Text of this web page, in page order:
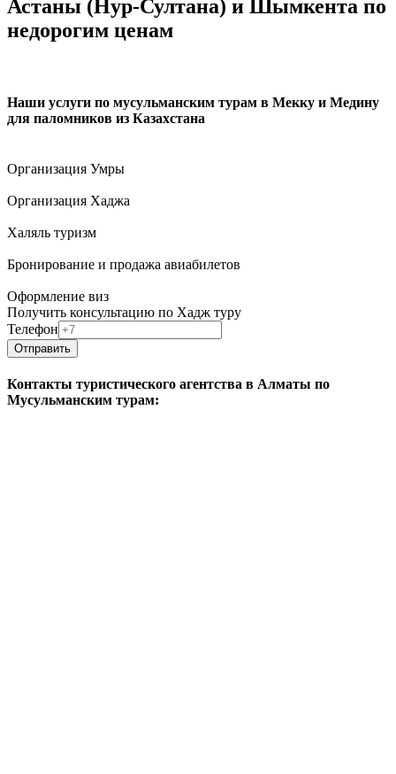
Астаны (Нур-Султана) и Шымкента по
недорогим ценам
Наши услуги по мусульманским турам в Мекку и Медину
для паломников из Казахстана
Организация Умры
Халяль туризм